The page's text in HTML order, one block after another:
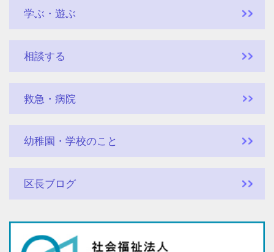
学ぶ・遊ぶ
相談する
救急・病院
幼稚園・学校のこと
区長ブログ